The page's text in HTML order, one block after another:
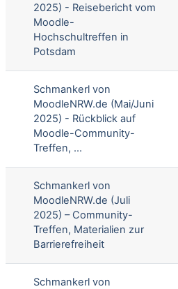
2025) - Reisebericht vom
Moodle-
Hochschultreffen in
Potsdam
Schmankerl von
MoodleNRW.de (Mai/Juni
2025) - Rückblick auf
Moodle-Community-
Treffen, ...
Schmankerl von
MoodleNRW.de (Juli
2025) – Community-
Treffen, Materialien zur
Barrierefreiheit
Schmankerl von